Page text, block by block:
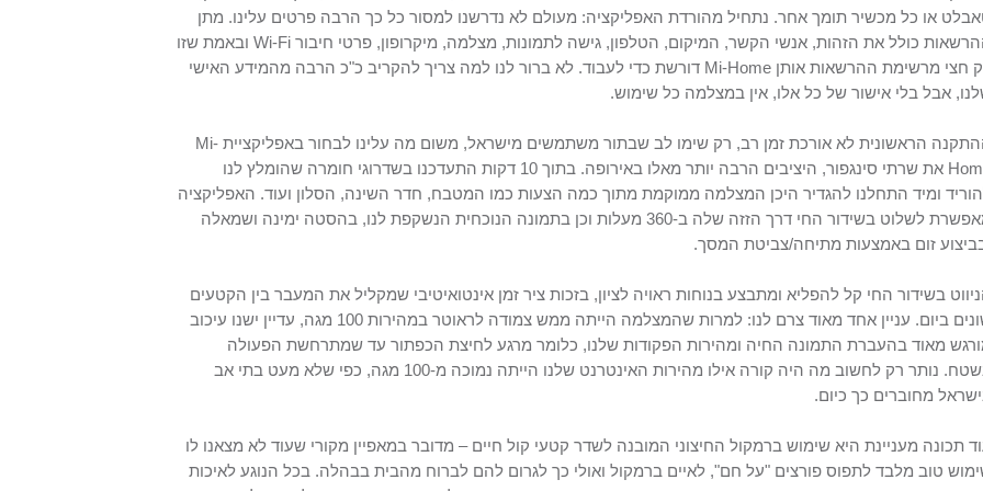
או כל מכשיר תומך אחר. נתחיל מהורדת האפליקציה: מעולם לא נדרשנו למסור כל כך הרבה פרטים עלינו. מתן
ההרשאות כולל את הזהות, אנשי הקשר, המיקום, הטלפון, גישה לתמונות, מצלמה, מיקרופון, פרטי חיבור Wi-Fi ובאמת שזו
רק חצי מרשימת ההרשאות אותן Mi-Home דורשת כדי לעבוד. לא ברור לנו למה צריך להקריב כ"כ הרבה מהמידע האישי
אבל בלי אישור של כל אלו, אין במצלמה כל שימוש.
ההתקנה הראשונית לא אורכת זמן רב, רק שימו לב שבתור משתמשים מישראל, משום מה עלינו לבחור באפליקציית Mi-
Home את שרתי סינגפור, היציבים הרבה יותר מאלו באירופה. בתוך 10 דקות התעדכנו בשדרוגי חומרה שהומלץ לנו
ומיד התחלנו להגדיר היכן המצלמה ממוקמת מתוך כמה הצעות כמו המטבח, חדר השינה, הסלון ועוד. האפליקציה
מאפשרת לשלוט בשידור החי דרך הזזה שלה ב-360 מעלות וכן בתמונה הנוכחית הנשקפת לנו, בהסטה ימינה ושמאלה
זום באמצעות מתיחה/צביטת המסך.
בשידור החי קל להפליא ומתבצע בנוחות ראויה לציון, בזכות ציר זמן אינטואיטיבי שמקליל את המעבר בין הקטעים
שונים ביום. עניין אחד מאוד צרם לנו: למרות שהמצלמה הייתה ממש צמודה לראוטר במהירות 100 מגה, עדיין ישנו עיכוב
מאוד בהעברת התמונה החיה ומהירות הפקודות שלנו, כלומר מרגע לחיצת הכפתור עד שמתרחשת הפעולה
בשטח. נותר רק לחשוב מה היה קורה אילו מהירות האינטרנט שלנו הייתה נמוכה מ-100 מגה, כפי שלא מעט בתי אב
מחוברים כך כיום.
תכונה מעניינת היא שימוש ברמקול החיצוני המובנה לשדר קטעי קול חיים – מדובר במאפיין מקורי שעוד לא מצאנו לו
טוב מלבד לתפוס פורצים "על חם", לאיים ברמקול ואולי כך לגרום להם לברוח מהבית בבהלה. בכל הנוגע לאיכות